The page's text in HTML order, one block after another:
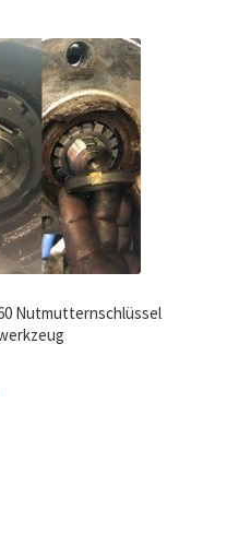
Nutmutternschlüssel